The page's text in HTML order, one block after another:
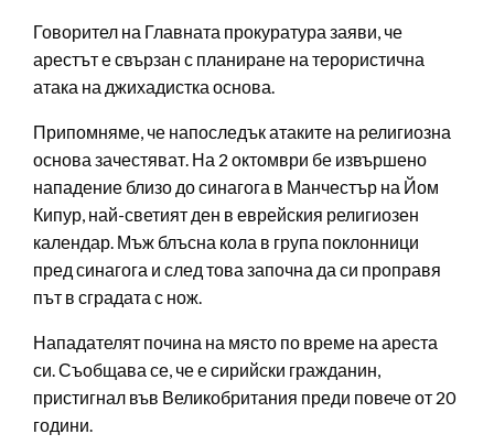
Говорител на Главната прокуратура заяви, че
арестът е свързан с планиране на терористична
атака на джихадистка основа.
Припомняме, че напоследък атаките на религиозна
основа зачестяват. На 2 октомври бе извършено
нападение близо до синагога в Манчестър на Йом
Кипур, най-светият ден в еврейския религиозен
календар. Мъж блъсна кола в група поклонници
пред синагога и след това започна да си проправя
път в сградата с нож.
Нападателят почина на място по време на ареста
си. Съобщава се, че е сирийски гражданин,
пристигнал във Великобритания преди повече от 20
години.